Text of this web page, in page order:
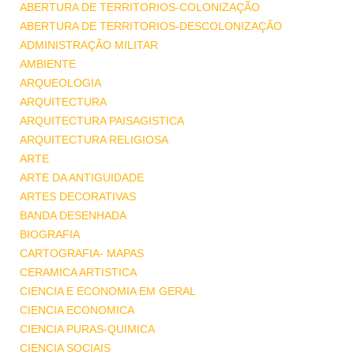
ABERTURA DE TERRITORIOS-COLONIZAÇÃO
ABERTURA DE TERRITORIOS-DESCOLONIZAÇÃO
ADMINISTRAÇÃO MILITAR
AMBIENTE
ARQUEOLOGIA
ARQUITECTURA
ARQUITECTURA PAISAGISTICA
ARQUITECTURA RELIGIOSA
ARTE
ARTE DA ANTIGUIDADE
ARTES DECORATIVAS
BANDA DESENHADA
BIOGRAFIA
CARTOGRAFIA- MAPAS
CERAMICA ARTISTICA
CIENCIA E ECONOMIA EM GERAL
CIENCIA ECONOMICA
CIENCIA PURAS-QUIMICA
CIENCIA SOCIAIS